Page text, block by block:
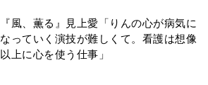
『風、薫る』見上愛「りんの心が病気に
なっていく演技が難しくて。看護は想像
以上に心を使う仕事」